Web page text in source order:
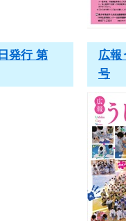
発行 第
広報
号